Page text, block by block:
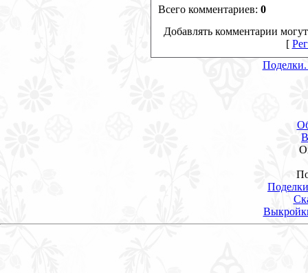
Всего комментариев: 0
Добавлять комментарии
[